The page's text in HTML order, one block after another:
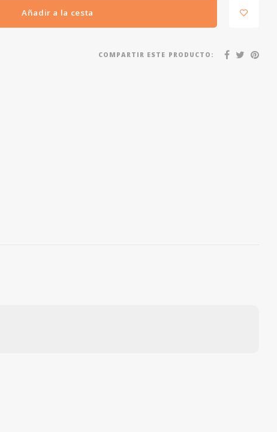
Añadir a la cesta
COMPARTIR ESTE PRODUCTO: